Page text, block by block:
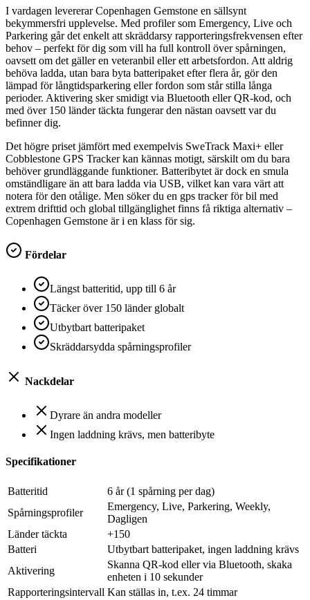
I vardagen levererar Copenhagen Gemstone en sällsynt
bekymmersfri upplevelse. Med profiler som Emergency, Live och
Parkering går det enkelt att skräddarsy rapporteringsfrekvensen efter
behov – perfekt för dig som vill ha full kontroll över spårningen,
oavsett om det gäller en veteranbil eller ett arbetsfordon. Att aldrig
behöva ladda, utan bara byta batteripaket efter flera år, gör den
lämpad för långtidsparkering eller fordon som står stilla långa
perioder. Aktivering sker smidigt via Bluetooth eller QR-kod, och
med över 150 länder täckta fungerar den nästan oavsett var du
befinner dig.
Det högre priset jämfört med exempelvis SweTrack Maxi+ eller
Cobblestone GPS Tracker kan kännas motigt, särskilt om du bara
behöver grundläggande funktioner. Batteribytet är dock en smula
omständligare än att bara ladda via USB, vilket kan vara värt att
notera för den otålige. Men söker du en gps tracker för bil med
extrem drifttid och global tillgänglighet finns få riktiga alternativ –
Copenhagen Gemstone är i en klass för sig.
Fördelar
Längst batteritid, upp till 6 år
Täcker över 150 länder globalt
Utbytbart batteripaket
Skräddarsydda spårningsprofiler
Nackdelar
Dyrare än andra modeller
Ingen laddning krävs, men batteribyte
Specifikationer
Batteritid
6 år (1 spårning per dag)
Spårningsprofiler
Emergency, Live, Parkering, Weekly,
Dagligen
Länder täckta
+150
Batteri
Utbytbart batteripaket, ingen laddning krävs
Aktivering
Skanna QR-kod eller via Bluetooth, skaka
enheten i 10 sekunder
Rapporteringsintervall Kan ställas in, t.ex. 24 timmar